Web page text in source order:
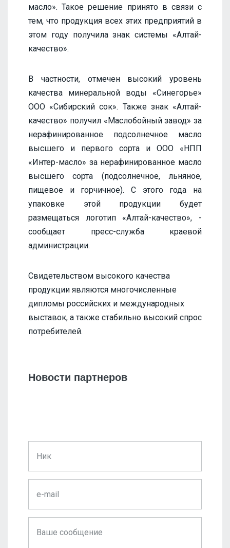
масло». Такое решение принято в связи с
тем, что продукция всех этих предприятий в
этом году получила знак системы «Алтай-
качество».
В частности, отмечен высокий уровень
качества минеральной воды «Синегорье»
ООО «Сибирский сок». Также знак «Алтай-
качество» получил «Маслобойный завод» за
нерафинированное подсолнечное масло
высшего и первого сорта и ООО «НПП
«Интер-масло» за нерафинированное масло
высшего сорта (подсолнечное, льняное,
пищевое и горчичное). С этого года на
упаковке этой продукции будет
размещаться логотип «Алтай-качество», -
сообщает пресс-служба краевой
администрации.
Свидетельством высокого качества
продукции являются многочисленные
дипломы российских и международных
выставок, а также стабильно высокий спрос
потребителей.
Новости партнеров